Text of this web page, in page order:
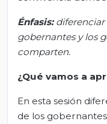
Énfasis:diferenciar
gobernantes y los
comparten.
¿Qué vamos a
En esta sesión
de los